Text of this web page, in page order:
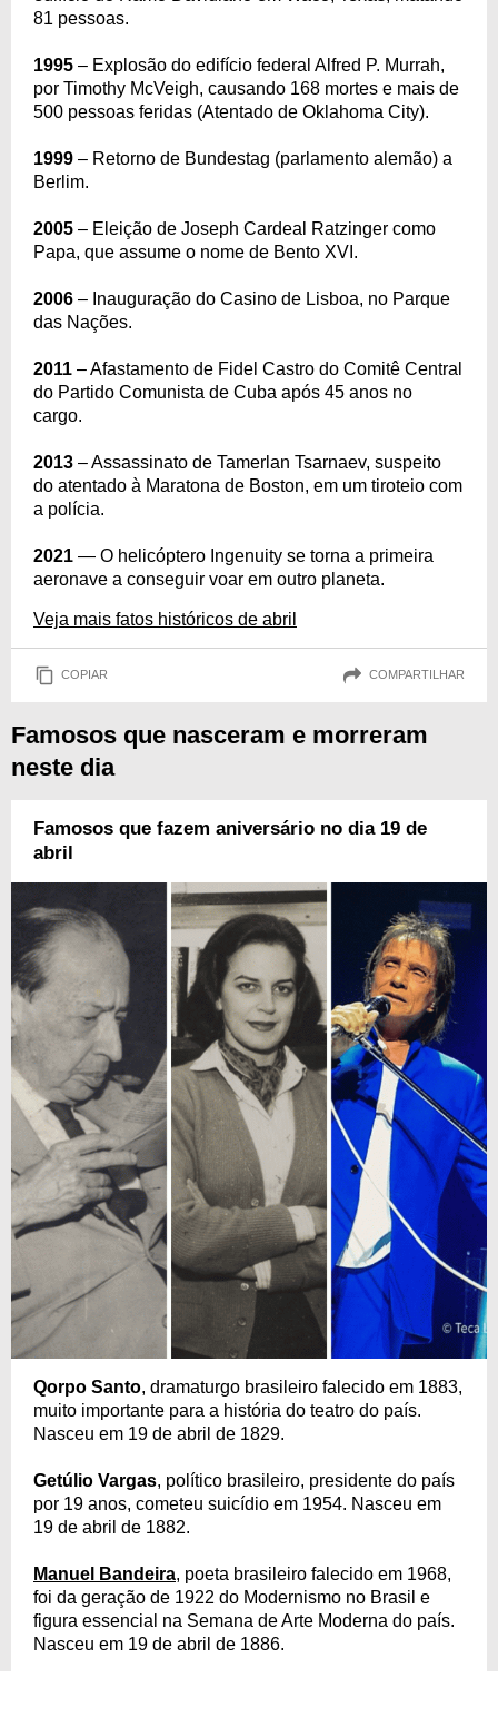
81 pessoas.
1995 – Explosão do edifício federal Alfred P. Murrah,
por Timothy McVeigh, causando 168 mortes e mais de
500 pessoas feridas (Atentado de Oklahoma City).
1999 – Retorno de Bundestag (parlamento alemão) a
Berlim.
2005 – Eleição de Joseph Cardeal Ratzinger como
Papa, que assume o nome de Bento XVI.
2006 – Inauguração do Casino de Lisboa, no Parque
das Nações.
2011 – Afastamento de Fidel Castro do Comitê Central
do Partido Comunista de Cuba após 45 anos no
cargo.
2013 – Assassinato de Tamerlan Tsarnaev, suspeito
do atentado à Maratona de Boston, em um tiroteio com
a polícia.
2021 — O helicóptero Ingenuity se torna a primeira
aeronave a conseguir voar em outro planeta.
Veja mais fatos históricos de abril
COPIAR COMPARTILHAR
Famosos que nasceram e morreram
neste dia
Famosos que fazem aniversário no dia 19 de
abril
Qorpo Santo, dramaturgo brasileiro falecido em 1883,
muito importante para a história do teatro do país.
Nasceu em 19 de abril de 1829.
Getúlio Vargas, político brasileiro, presidente do país
por 19 anos, cometeu suicídio em 1954. Nasceu em
19 de abril de 1882.
Manuel Bandeira, poeta brasileiro falecido em 1968,
foi da geração de 1922 do Modernismo no Brasil e
figura essencial na Semana de Arte Moderna do país.
Nasceu em 19 de abril de 1886.